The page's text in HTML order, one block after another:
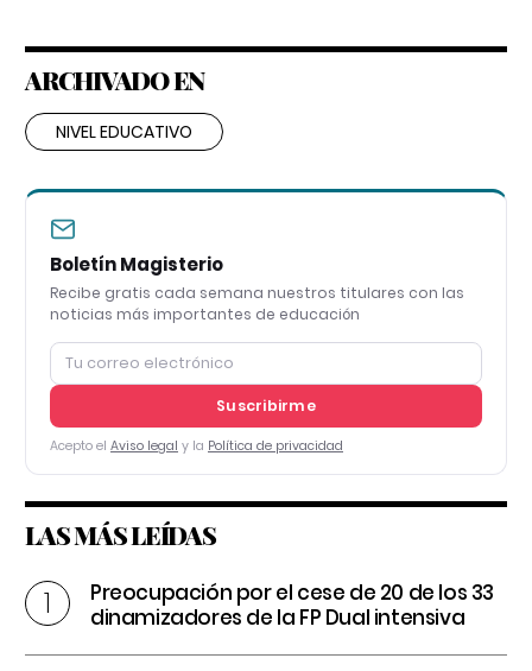
ARCHIVADO EN
NIVEL EDUCATIVO
Boletín Magisterio
Recibe gratis cada semana nuestros titulares con las
noticias más importantes de educación
Suscribirme
Acepto el Aviso legal y la Política de privacidad
LAS MÁS LEÍDAS
Preocupación por el cese de 20 de los 33
dinamizadores de la FP Dual intensiva